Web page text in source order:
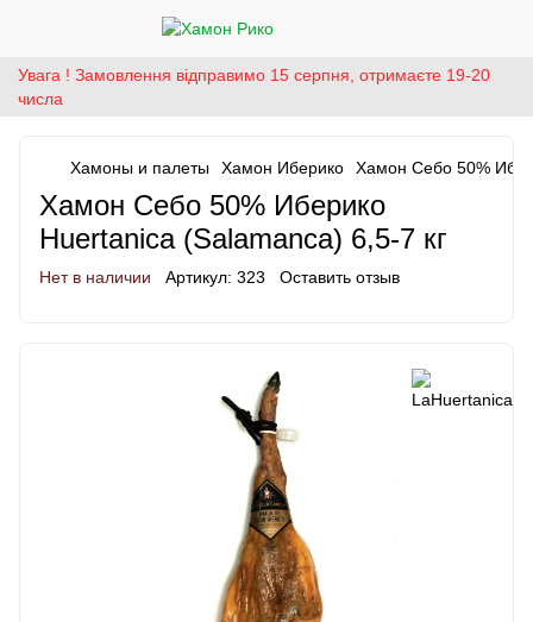
Увага ! Замовлення відправимо 15 серпня, отримаєте 19-20
числа
Хамоны и палеты Хамон Иберико Хамон Себо 50%
Хамон Себо 50% Иберико
Huertanica (Salamanca) 6,5-7 кг
Нет в наличии Артикул: 323 Оставить отзыв